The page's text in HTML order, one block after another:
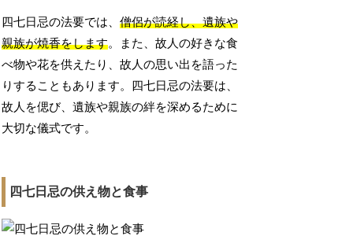
四七日忌の法要では、僧侶が読経し、遺族や
親族が焼香をします。また、故人の好きな食
べ物や花を供えたり、故人の思い出を語った
りすることもあります。四七日忌の法要は、
故人を偲び、遺族や親族の絆を深めるために
大切な儀式です。
四七日忌の供え物と食事